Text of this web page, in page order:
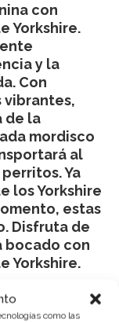
como las
con
Yorkshire.
y la
Con
de la
mordisco
al
Ya
los Yorkshire
estas
Disfruta de
bocado con
Yorkshire.